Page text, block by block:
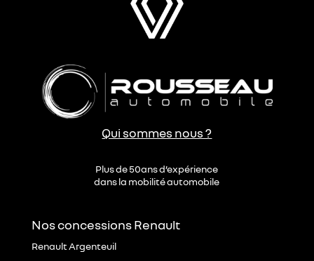
Qui sommes nous ?
Plus de 50ans d’expérience
dans la mobilité automobile
Nos concessions Renault
Renault Argenteuil